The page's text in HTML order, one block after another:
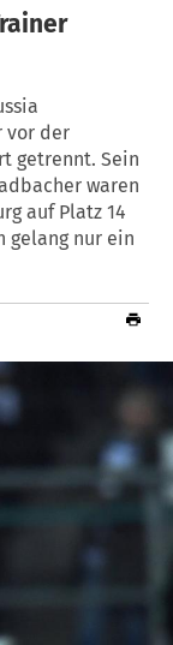
vor der
getrennt. Sein
waren
auf Platz 14
gelang nur ein